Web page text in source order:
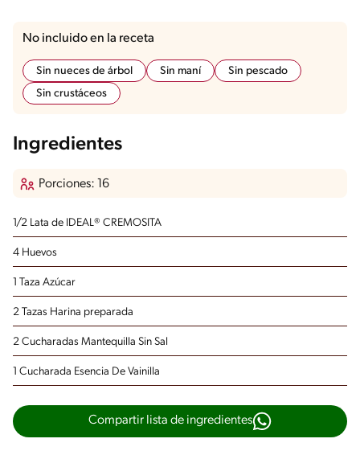
No incluido en la receta
Sin nueces de árbol Sin maní
Sin pescado
Sin crustáceos
Ingredientes
Porciones: 16
1/2 Lata de IDEAL® CREMOSITA
4 Huevos
1 Taza Azúcar
2 Tazas Harina preparada
2 Cucharadas Mantequilla Sin Sal
1 Cucharada Esencia De Vainilla
Compartir lista de ingredientes